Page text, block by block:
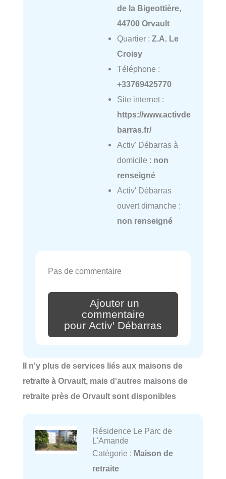
de la Bigeottière,
44700 Orvault
Quartier : Z.A. Le
Croisy
Téléphone :
+33769425770
Site internet :
https://www.activde
barras.fr/
Activ' Débarras à
domicile : non
renseigné
Activ' Débarras
ouvert dimanche :
non renseigné
Pas de commentaire
Ajouter un
commentaire
pour Activ' Débarras
Il n'y plus de services liés aux maisons de
retraite à Orvault, mais d'autres maisons de
retraite près de Orvault sont disponibles
Résidence Le Parc de
L'Amande
Catégorie : Maison de
retraite